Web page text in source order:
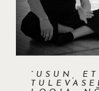
“USUN,